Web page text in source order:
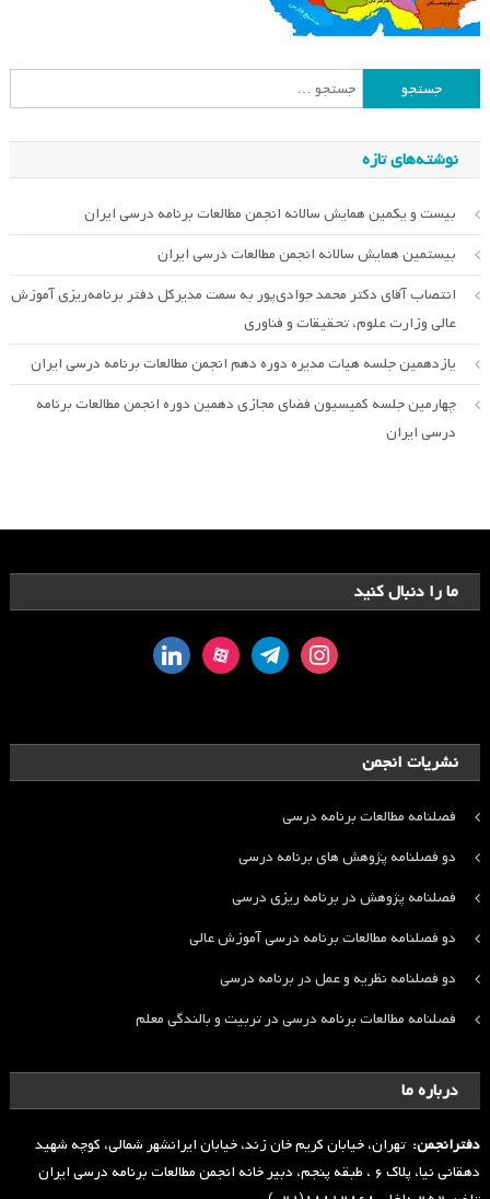
جستجو
برای:
نوشته‌های تازه
بیست و یکمین همایش سالانه انجمن مطالعات برنامه درسی ایران
بیستمین همایش سالانه انجمن مطالعات درسی ایران
انتصاب آقای دکتر محمد جوادی‌پور به سمت مدیرکل دفتر برنامه‌ریزی آموزش
عالی وزارت علوم، تحقیقات و فناوری
یازدهمین جلسه هیات مدیره دوره دهم انجمن مطالعات برنامه درسی ایران
چهارمین جلسه کمیسیون فضای مجازی دهمین دوره انجمن مطالعات برنامه
درسی ایران
ما را دنبال کنید
instagram
telegram
aparat
linkedin
نشریات انجمن
فصلنامه مطالعات برنامه درسی
دو فصلنامه پژوهش های برنامه درسی
فصلنامه پژوهش در برنامه ریزی درسی
دو فصلنامه مطالعات برنامه درسی آموزش عالی
دو فصلنامه نظریه و عمل در برنامه درسی
فصلنامه مطالعات برنامه درسی در تربیت و بالندگی معلم
درباره ما
دفترانجمن: تهران، خیابان کریم خان زند، خیابان ایرانشهر شمالی، کوچه شهید
دهقانی نیا، پلاک ۶ ، طبقه پنجم، دبیر خانه انجمن مطالعات برنامه درسی ایران